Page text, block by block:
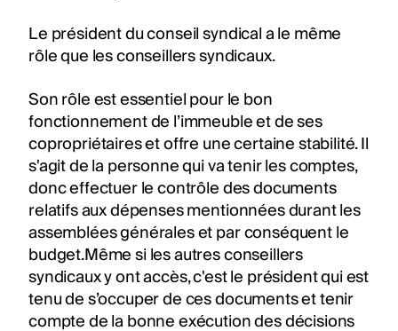
Le président du conseil syndical a le même
rôle que les conseillers syndicaux.
Son rôle est essentiel pour le bon
fonctionnement de l’immeuble et de ses
copropriétaires et offre une certaine stabilité. Il
s'agit de la personne qui va tenir les comptes,
donc effectuer le contrôle des documents
relatifs aux dépenses mentionnées durant les
assemblées générales et par conséquent le
budget.Même si les autres conseillers
syndicaux y ont accès, c'est le président qui est
tenu de s’occuper de ces documents et tenir
compte de la bonne exécution des décisions